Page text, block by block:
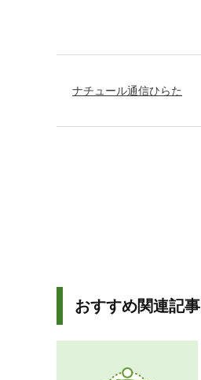
ナチュール通信ひらた
おすすめ関連記事